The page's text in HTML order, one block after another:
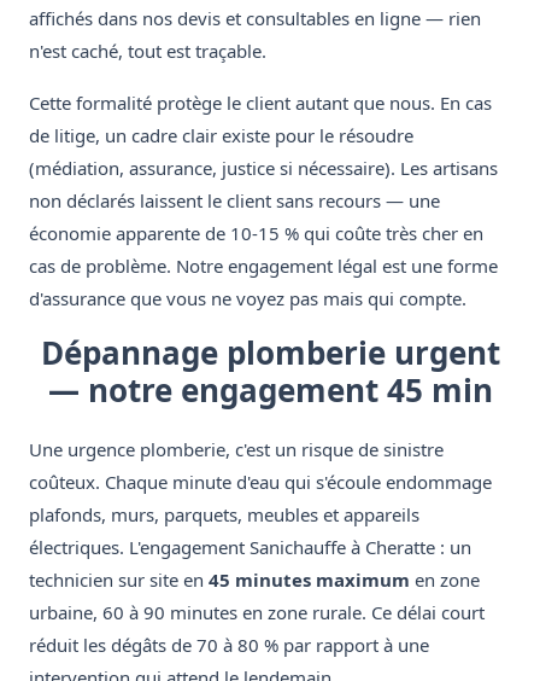
affichés dans nos devis et consultables en ligne — rien
n'est caché, tout est traçable.
Cette formalité protège le client autant que nous. En cas
de litige, un cadre clair existe pour le résoudre
(médiation, assurance, justice si nécessaire). Les artisans
non déclarés laissent le client sans recours — une
économie apparente de 10-15 % qui coûte très cher en
cas de problème. Notre engagement légal est une forme
d'assurance que vous ne voyez pas mais qui compte.
Dépannage plomberie urgent
— notre engagement 45 min
Une urgence plomberie, c'est un risque de sinistre
coûteux. Chaque minute d'eau qui s'écoule endommage
plafonds, murs, parquets, meubles et appareils
électriques. L'engagement Sanichauffe à Cheratte : un
technicien sur site en 45 minutes maximum en zone
urbaine, 60 à 90 minutes en zone rurale. Ce délai court
réduit les dégâts de 70 à 80 % par rapport à une